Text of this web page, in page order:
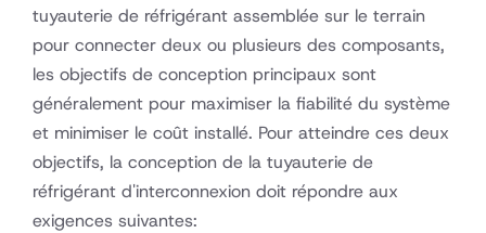
tuyauterie de réfrigérant assemblée sur le terrain
pour connecter deux ou plusieurs des composants,
les objectifs de conception principaux sont
généralement pour maximiser la fiabilité du système
et minimiser le coût installé. Pour atteindre ces deux
objectifs, la conception de la tuyauterie de
réfrigérant d'interconnexion doit répondre aux
exigences suivantes: